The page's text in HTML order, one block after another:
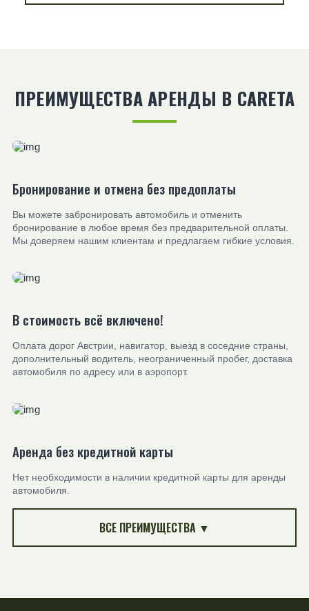
ПРЕИМУЩЕСТВА АРЕНДЫ В CARETA
Бронирование и отмена без предоплаты
Вы можете забронировать автомобиль и отменить
бронирование в любое время без предварительной оплаты.
Мы доверяем нашим клиентам и предлагаем гибкие условия.
В стоимость всё включено!
Оплата дорог Австрии, навигатор, выезд в соседние страны,
дополнительный водитель, неограниченный пробег, доставка
автомобиля по адресу или в аэропорт.
Аренда без кредитной карты
Нет необходимости в наличии кредитной карты для аренды
автомобиля.
ВСЕ ПРЕИМУЩЕСТВА ▼